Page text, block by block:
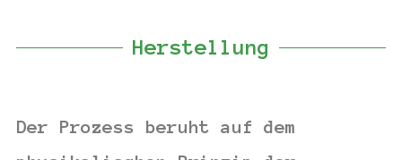
Herstellung
Der Prozess beruht auf dem